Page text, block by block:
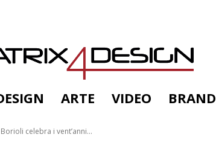
ARTE VIDEO BRAND
celebra i vent’anni...